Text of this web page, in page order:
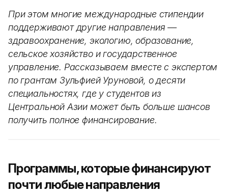
При этом многие международные стипендии
поддерживают другие направления —
здравоохранение, экологию, образование,
сельское хозяйство и государственное
управление. Рассказываем вместе с экспертом
по грантам Зульфией Уруновой, о десяти
специальностях, где у студентов из
Центральной Азии может быть больше шансов
получить полное финансирование.
Программы, которые финансируют
почти любые направления